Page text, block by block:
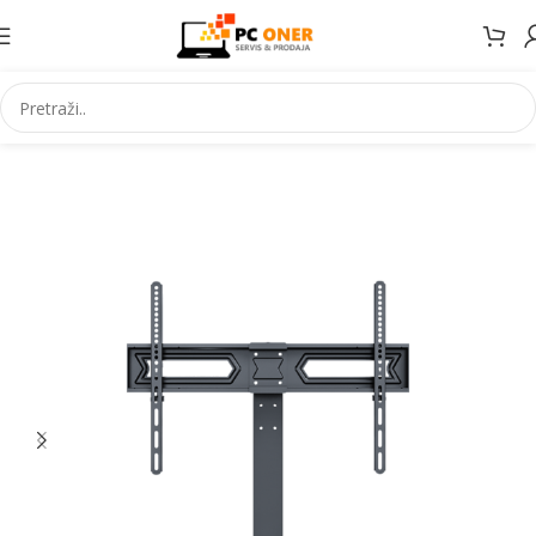
Početna Televizori/audio/nosači Nosači za televizore